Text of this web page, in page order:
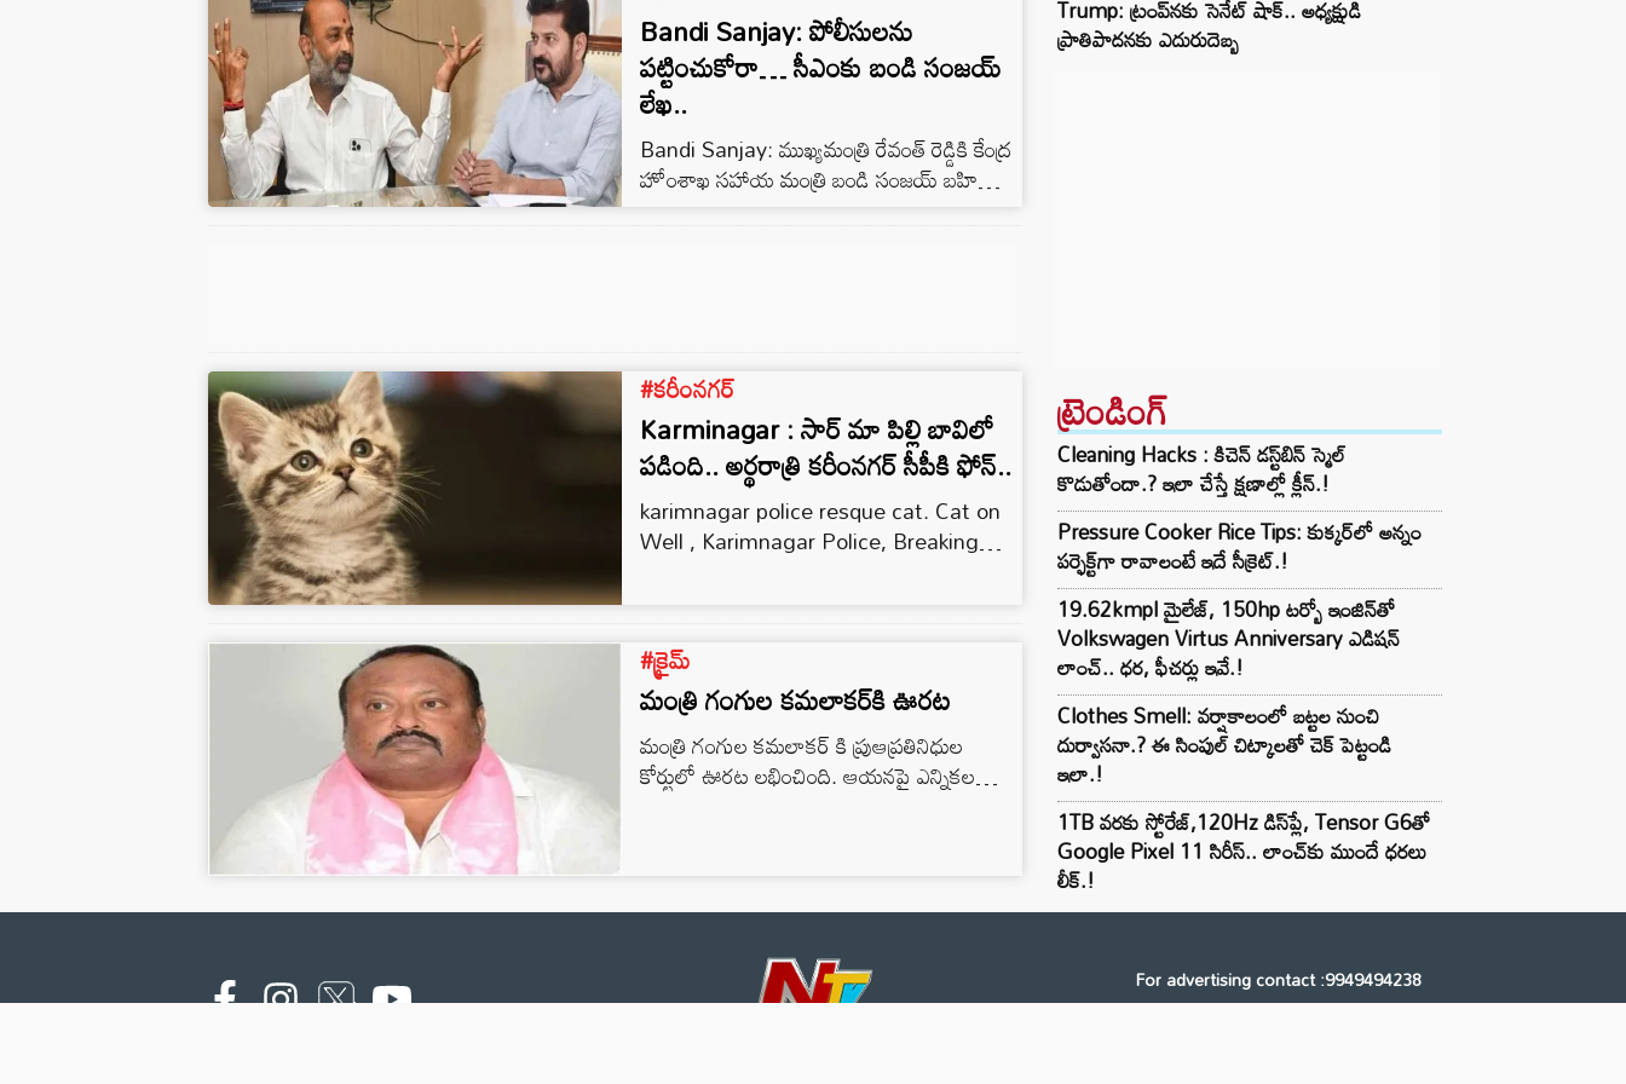
పోలీసులు రికవరీ చేశారు. కరీంనగర్ సీపీ గౌష్
ఆలం ఈ కేసు వివరాలను వెల్లడించారు. టూ టౌన్
ఇన్స్పెక్టర్ కె. సృజన్ రెడ్డి తెలిపిన వివరాల ప్రకారం..
దుర్షెడ్ గ్రామానికి చెందిన బొద్దుల…
Bandi Sanjay: పోలీసులను
పట్టించుకోరా… సీఎంకు బండి సంజయ్‌
లేఖ..
Bandi Sanjay: ముఖ్యమంత్రి రేవంత్ రెడ్డికి కేంద్ర
హోంశాఖ సహాయ మంత్రి బండి సంజయ్ బహిరంగ
చెల్లించిన ప్రభుత్వం కరీంనగర్ జిల్లా పోలీసులను
#కరీంనగర్
Karminagar : సార్ మా పిల్లి బావిలో
పడింది.. అర్థరాత్రి కరీంనగర్ సీపీకి ఫోన్..
karimnagar police resque cat. Cat on
Well , Karimnagar Police, Breaking
#క్రైమ్
మంత్రి గంగుల కమలాకర్‌కి ఊరట
మంత్రి గంగుల కమలాకర్ కి ప్రుఆప్రతినిధుల
కోర్టులో ఊరట లభించింది. ఆయనపై ఎన్నికల
సమయంలో నమోదైన కేసు కొట్టివేసింది కోర్టు.
నమోదైంది. కరీంనగర్ 3వ పట్టణ పోలీసు స్టేషన్ లో
నమోదైన ఈ కేసును శుక్రవారం నాంపల్లి
ప్రజాప్రతినిధుల కోర్టు కొట్టివేసింది. పోలీస్ స్టేషన్
పరిధిలోని హుస్సేని పుర పోలింగ్ కేంద్రం వద్ద
Trump: ట్రంప్‌నకు సెనేట్ షాక్.. అధ్యక్షుడి
ప్రాతిపాదనకు ఎదురుదెబ్బ
ట్రెండింగ్‌
Cleaning Hacks : కిచెన్ డస్ట్‌బిన్ స్మెల్
కొడుతోందా.? ఇలా చేస్తే క్షణాల్లో క్లీన్.!
Pressure Cooker Rice Tips: కుక్కర్‌లో అన్నం
పర్ఫెక్ట్‌గా రావాలంటే ఇదే సీక్రెట్.!
19.62kmpl మైలేజ్, 150hp టర్బో ఇంజిన్‌తో
Volkswagen Virtus Anniversary ఎడిషన్
లాంచ్.. ధర, ఫీచర్లు ఇవే.!
Clothes Smell: వర్షాకాలంలో బట్టల నుంచి
దుర్వాసనా.? ఈ సింపుల్ చిట్కాలతో చెక్ పెట్టండి
ఇలా.!
1TB వరకు స్టోరేజ్,120Hz డిస్‌ప్లే, Tensor G6తో
Google Pixel 11 సిరీస్.. లాంచ్⁭కు ముందే ధరలు
లీక్.!
For advertising contact :9949494238
Email: digital@ntvnetwork.com